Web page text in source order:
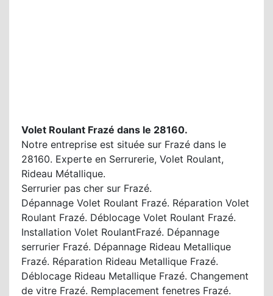
Volet Roulant Frazé dans le 28160.
Notre entreprise est située sur Frazé dans le
28160. Experte en Serrurerie, Volet Roulant,
Rideau Métallique.
Serrurier pas cher sur Frazé.
Dépannage Volet Roulant Frazé. Réparation Volet
Roulant Frazé. Déblocage Volet Roulant Frazé.
Installation Volet RoulantFrazé. Dépannage
serrurier Frazé. Dépannage Rideau Metallique
Frazé. Réparation Rideau Metallique Frazé.
Déblocage Rideau Metallique Frazé. Changement
de vitre Frazé. Remplacement fenetres Frazé.